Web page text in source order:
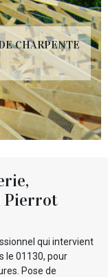
CHARPENTE
Pierrot
qui intervient
le 01130, pour
Pose de